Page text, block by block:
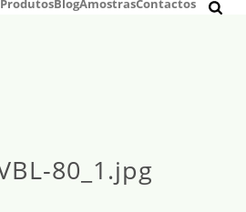
ProdutosBlogAmostrasContactos
80_1.jpg